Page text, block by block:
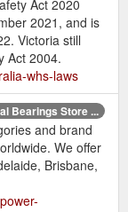
in Australia ...
to adopt the
Safety and
Act 2020
2021, and is
Victoria still